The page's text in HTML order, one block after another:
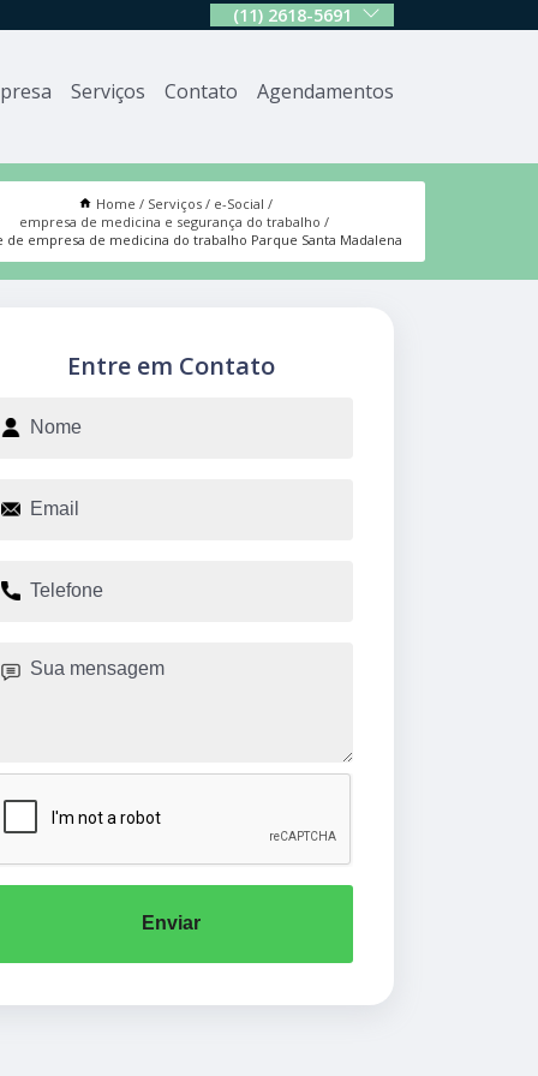
(11) 2618-5691
Serviços Contato Agendamentos
Home Serviços
e-Social
empresa de medicina e segurança do trabalho
de empresa de medicina do trabalho Parque Santa Madalena
Entre em Contato
Enviar